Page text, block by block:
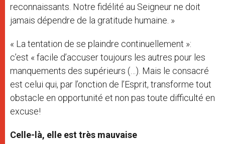
reconnaissants. Notre fidélité au Seigneur ne doit
jamais dépendre de la gratitude humaine. »
« La tentation de se plaindre continuellement »:
c’est « facile d’accuser toujours les autres pour les
manquements des supérieurs (…). Mais le consacré
est celui qui, par l’onction de l’Esprit, transforme tout
obstacle en opportunité et non pas toute difficulté en
excuse!
Celle-là, elle est très mauvaise